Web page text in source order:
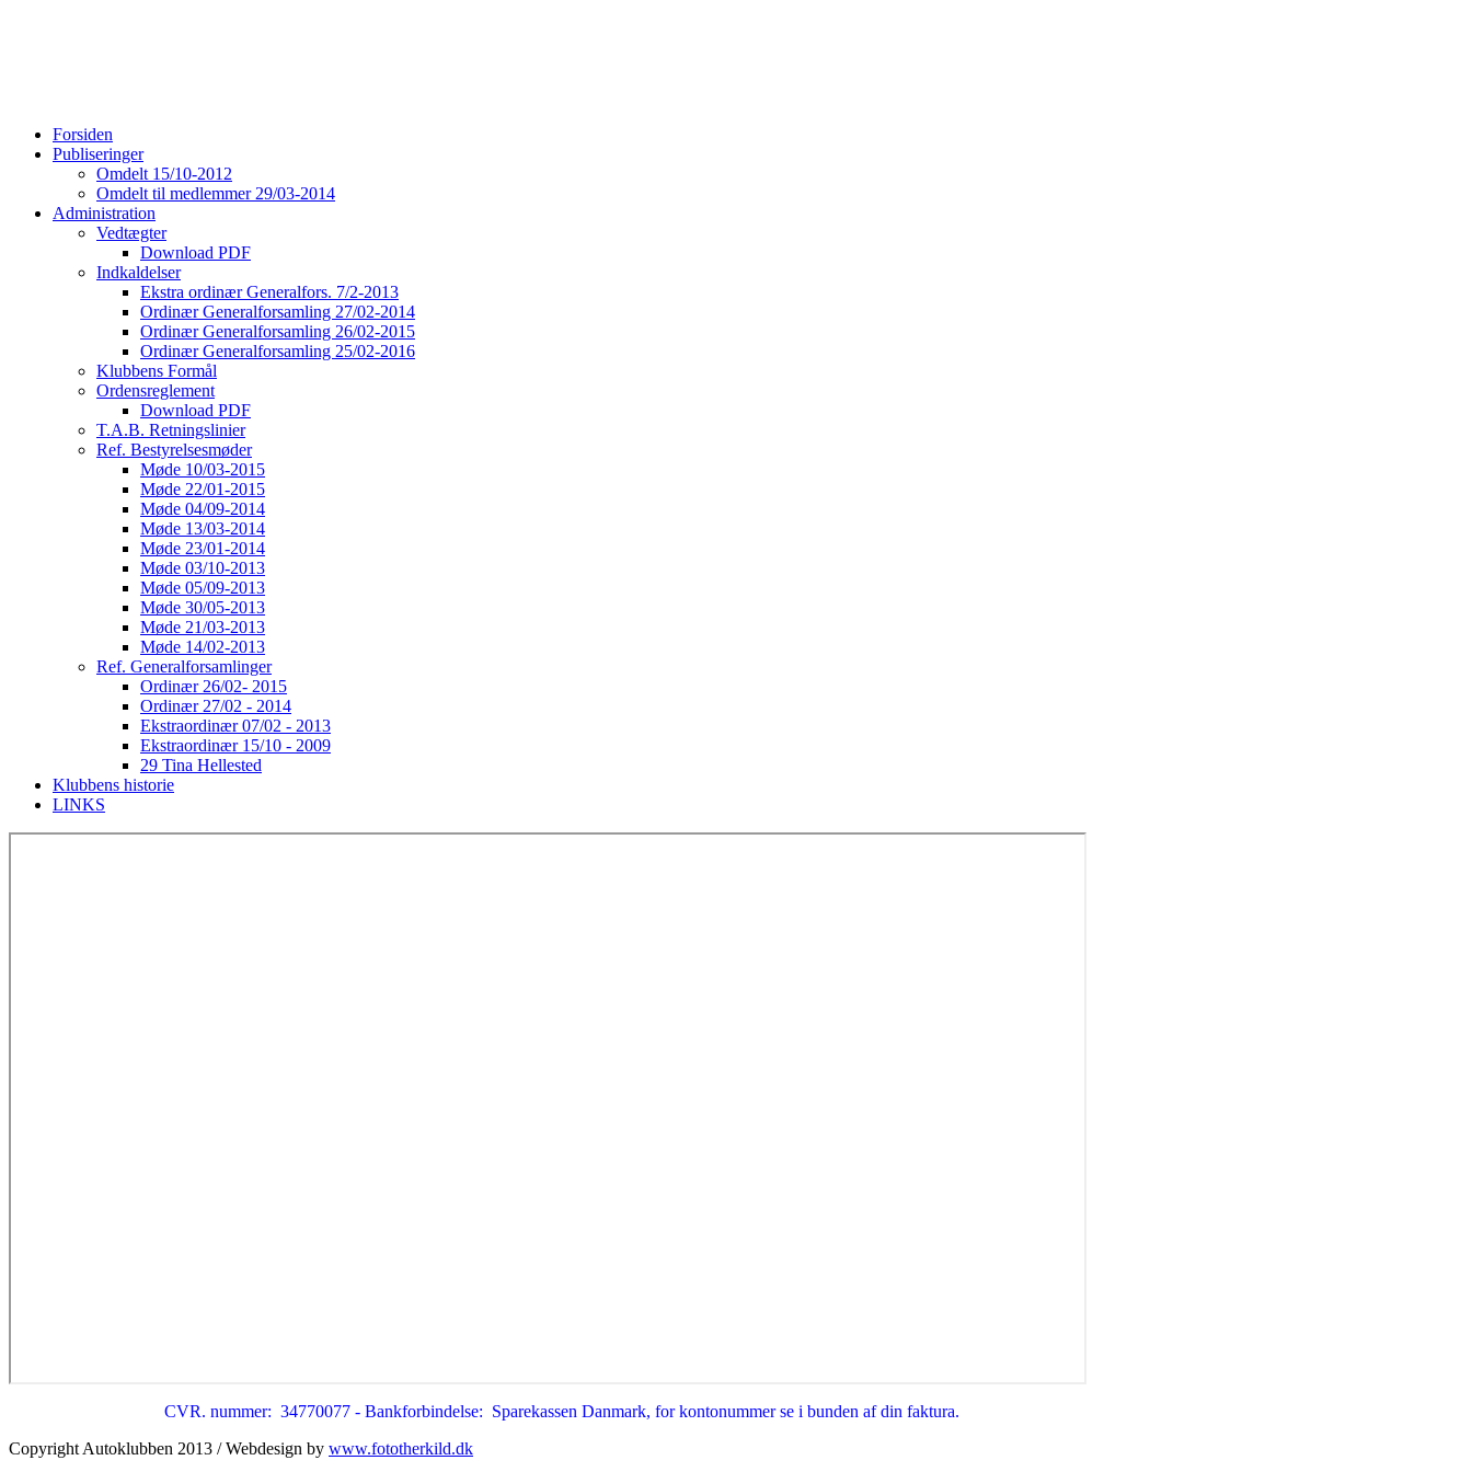
Forsiden
Publiseringer
Omdelt 15/10-2012
Omdelt til medlemmer 29/03-2014
Administration
Vedtægter
Download PDF
Indkaldelser
Ekstra ordinær Generalfors. 7/2-2013
Ordinær Generalforsamling 27/02-2014
Ordinær Generalforsamling 26/02-2015
Ordinær Generalforsamling 25/02-2016
Klubbens Formål
Ordensreglement
Download PDF
T.A.B. Retningslinier
Ref. Bestyrelsesmøder
Møde 10/03-2015
Møde 22/01-2015
Møde 04/09-2014
Møde 13/03-2014
Møde 23/01-2014
Møde 03/10-2013
Møde 05/09-2013
Møde 30/05-2013
Møde 21/03-2013
Møde 14/02-2013
Ref. Generalforsamlinger
Ordinær 26/02- 2015
Ordinær 27/02 - 2014
Ekstraordinær 07/02 - 2013
Ekstraordinær 15/10 - 2009
29 Tina Hellested
Klubbens historie
LINKS
CVR. nummer: 34770077 - Bankforbindelse: Sparekassen Danmark, for kontonummer se i bunden af din faktura.
Copyright Autoklubben 2013 / Webdesign by www.fototherkild.dk